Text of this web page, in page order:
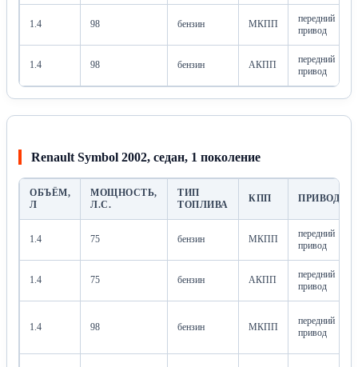
1.4 98 бензин МКПП
передний
привод
1.4 98 бензин АКПП
передний
привод
Renault Symbol 2002, седан, 1 поколение
ОБЪЁМ,
Л
МОЩНОСТЬ,
Л.С.
ТИП
ТОПЛИВА
КПП ПРИВОД
1.4 75 бензин МКПП
передний
привод
1.4 75 бензин АКПП
передний
привод
1.4 98 бензин МКПП
передний
привод